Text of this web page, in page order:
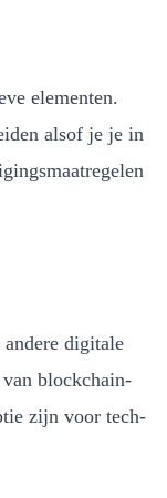
elementen.
alsof je je in
digitale
blockchain-
zijn voor tech-